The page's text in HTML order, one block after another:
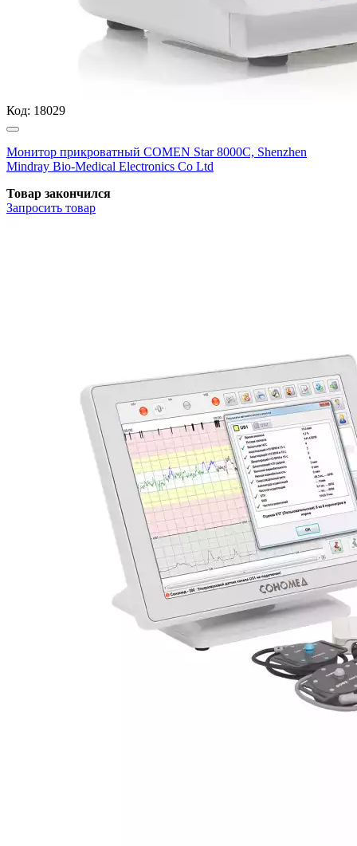
Код: 18029
Монитор прикроватный COMEN Star 8000C, Shenzhen
Mindray Bio-Medical Electronics Co Ltd
Товар закончился
Запросить товар